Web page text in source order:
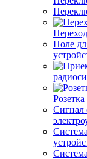
Поле
Сигнал